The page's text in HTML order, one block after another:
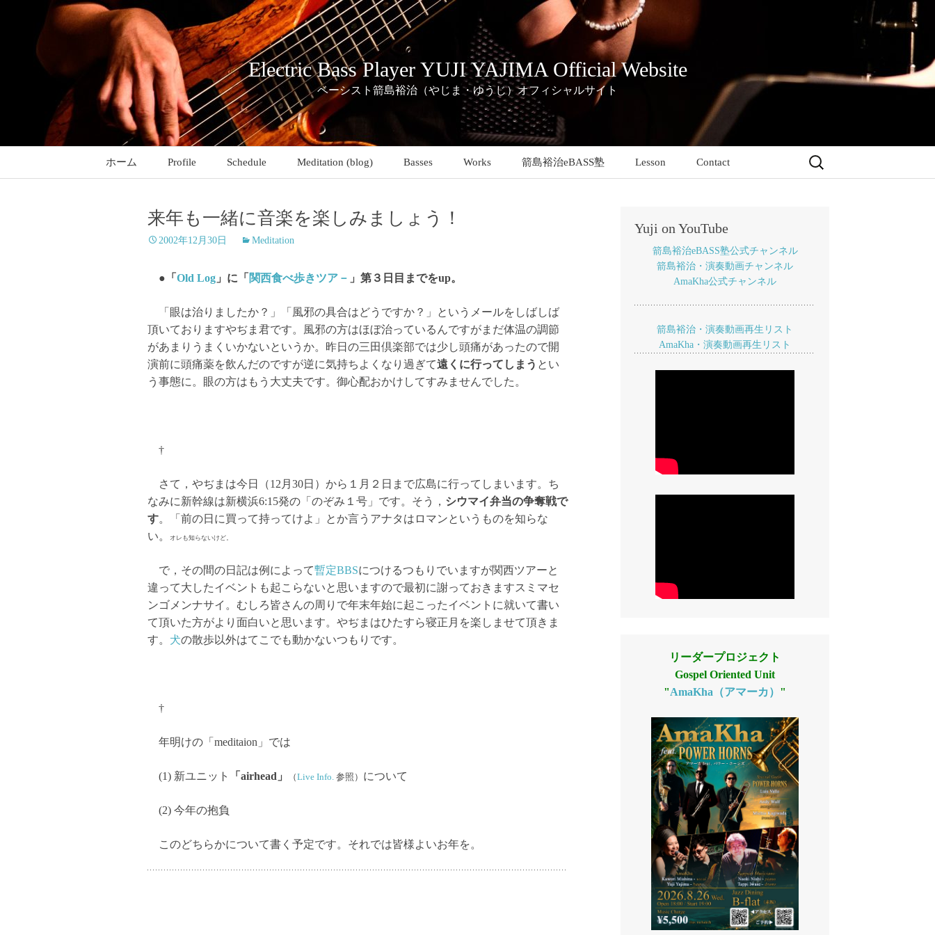
ッ
Electric Bass Player YUJI YAJIMA Official Website
ベーシスト箭島裕治（やじま・ゆうじ）オフィシャルサイト
ホーム Profile Schedule Meditation (blog) Basses Works 箭島裕治eBASS塾 Lesson Contact
検
来年も一緒に音楽を楽しみましょう！
2002年12月30日 Meditation
●「 Old Log 」に「 関西食べ歩きツア－ 」第３日目までをup。
「眼は治りましたか？」「風邪の具合はどうですか？」というメールをしばしば
頂いておりますやぢま君です。風邪の方はほぼ治っているんですがまだ体温の調節
があまりうまくいかないというか。昨日の三田倶楽部では少し頭痛があったので開
演前に頭痛薬を飲んだのですが逆に気持ちよくなり過ぎて遠くに行ってしまう とい
う事態に。眼の方はもう大丈夫です。御心配おかけしてすみませんでした。
†
さて，やぢまは今日（12月30日）から１月２日まで広島に行ってしまいます。ち
なみに新幹線は新横浜6:15発の「のぞみ１号」です。そう， シウマイ弁当の争奪戦で
す。「前の日に買って持ってけよ」とか言うアナタはロマンというものを知らな
い。
オレも知らないけど。
で，その間の日記は例によって暫定BBSにつけるつもりでいますが関西ツアーと
違って大したイベントも起こらないと思いますので最初に謝っておきますスミマセ
ンゴメンナサイ。むしろ皆さんの周りで年末年始に起こったイベントに就いて書い
て頂いた方がより面白いと思います。やぢまはひたすら寝正月を楽しませて頂きま
す。 犬の散歩以外はてこでも動かないつもりです。
†
年明けの「meditaion」では
(1) 新ユニット 「airhead」 （Live Info. 参照） について
(2) 今年の抱負
このどちらかについて書く予定です。それでは皆様よいお年を。
Yuji on YouTube
箭島裕治eBASS塾公式チャンネル
箭島裕治・演奏動画チャンネル
AmaKha公式チャンネル
箭島裕治・演奏動画再生リスト
AmaKha・演奏動画再生リスト
リーダープロジェクト
Gospel Oriented Unit
"AmaKha（アマーカ） "